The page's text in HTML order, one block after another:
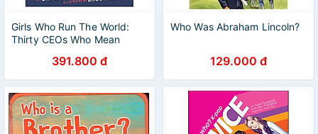
Girls Who Run The World:
Thirty CEOs Who Mean
391.800 đ
Who Was Abraham Lincoln?
129.000 đ